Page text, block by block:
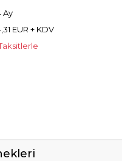
Ay
EUR + KDV